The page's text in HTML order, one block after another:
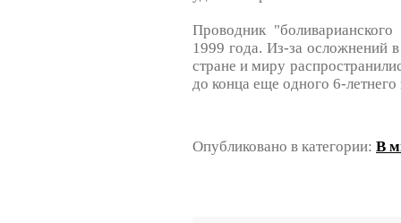
Проводник
1999 года. Из-за осложнений
стране и миру
до конца еще одного 6-летнего
Опубликовано в категории: В